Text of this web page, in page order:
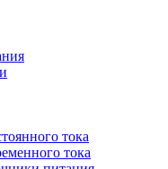
тока
тока